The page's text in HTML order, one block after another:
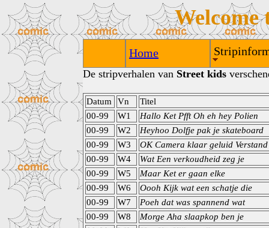
Welcome
Home
De stripverhalen van Street kids
Datum Vn
Titel
00-99
W1
Hallo Ket Pfft Oh eh hey Polien
00-99
W2
Heyhoo Dolfje pak je skateboard
00-99
W3
OK Camera klaar geluid Verstand
00-99
W4
Wat Een verkoudheid zeg je
00-99
W5
Maar Ket er gaan elke
00-99
W6
Oooh Kijk wat een schatje die
00-99
W7
Poeh dat was spannend wat
00-99
W8
Morge Aha slaapkop ben je